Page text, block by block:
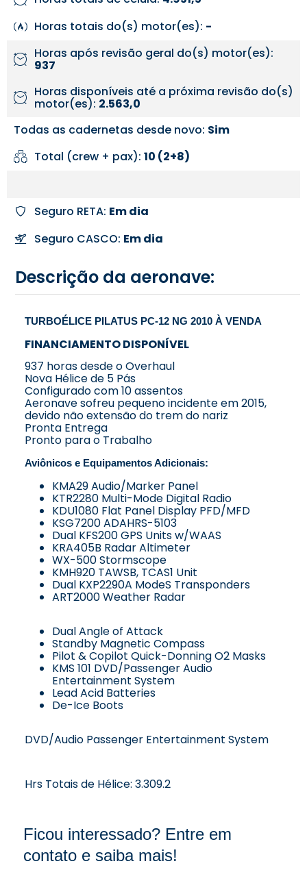
Horas totais do(s) motor(es): -
Horas após revisão geral do(s) motor(es):
937
Horas disponíveis até a próxima revisão do(s)
motor(es): 2.563,0
Todas as cadernetas desde novo: Sim
Total (crew + pax): 10 (2+8)
Seguro RETA: Em dia
Seguro CASCO: Em dia
Descrição da aeronave:
TURBOÉLICE PILATUS PC-12 NG 2010 À VENDA
FINANCIAMENTO DISPONÍVEL
937 horas desde o Overhaul
Nova Hélice de 5 Pás
Configurado com 10 assentos
Aeronave sofreu pequeno incidente em 2015,
devido não extensão do trem do nariz
Pronta Entrega
Pronto para o Trabalho
Aviônicos e Equipamentos Adicionais:
KMA29 Audio/Marker Panel
KTR2280 Multi-Mode Digital Radio
KDU1080 Flat Panel Display PFD/MFD
KSG7200 ADAHRS-5103
Dual KFS200 GPS Units w/WAAS
KRA405B Radar Altimeter
WX-500 Stormscope
KMH920 TAWSB, TCAS1 Unit
Dual KXP2290A ModeS Transponders
ART2000 Weather Radar
Dual Angle of Attack
Standby Magnetic Compass
Pilot & Copilot Quick-Donning O2 Masks
KMS 101 DVD/Passenger Audio
Entertainment System
Lead Acid Batteries
De-Ice Boots
DVD/Audio Passenger Entertainment System
Hrs Totais de Hélice: 3.309.2
Ficou interessado? Entre em
contato e saiba mais!